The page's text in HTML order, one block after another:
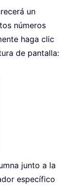
un
números
haga clic
de pantalla:
junto a la
específico